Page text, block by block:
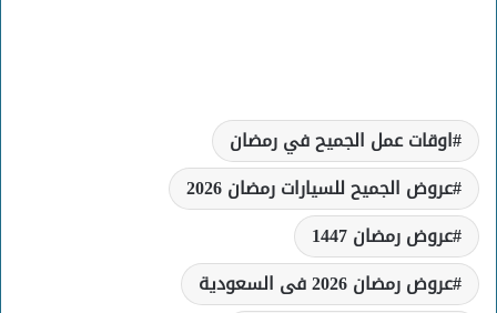
اوقات عمل الجميح في رمضان
عروض الجميح للسيارات رمضان 2026
عروض رمضان 1447
عروض رمضان 2026 فى السعودية